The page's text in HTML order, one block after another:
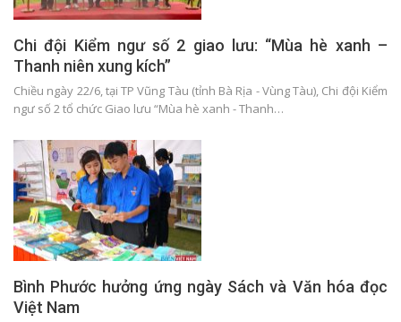
Chi đội Kiểm ngư số 2 giao lưu: “Mùa hè xanh –
Thanh niên xung kích”
Chiều ngày 22/6, tại TP Vũng Tàu (tỉnh Bà Rịa - Vùng Tàu), Chi đội Kiểm
ngư số 2 tổ chức Giao lưu “Mùa hè xanh - Thanh…
Bình Phước hưởng ứng ngày Sách và Văn hóa đọc
Việt Nam